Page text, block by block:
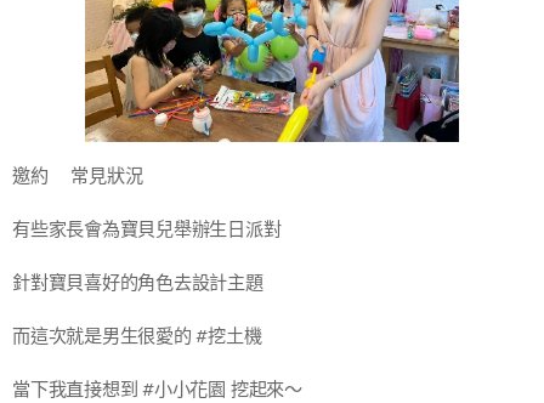
邀約🍰常見狀況
有些家長會為寶貝兒舉辦生日派對
針對寶貝喜好的角色去設計主題
而這次就是男生很愛的 #挖土機
當下我直接想到 #小小花園 挖起來～